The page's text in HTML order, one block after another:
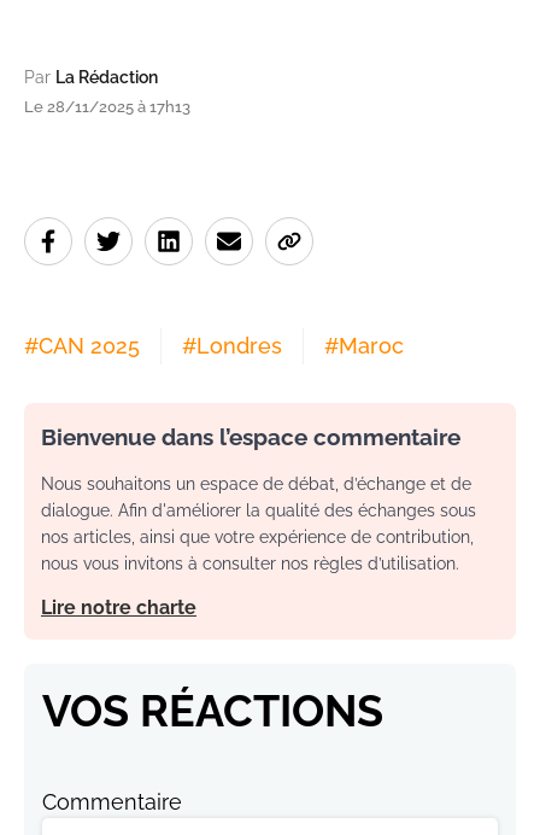
Par La Rédaction
Le 28/11/2025 à 17h13
#CAN 2025 #Londres #Maroc
Bienvenue dans l’espace commentaire
Nous souhaitons un espace de débat, d’échange et de
dialogue. Afin d'améliorer la qualité des échanges sous
nos articles, ainsi que votre expérience de contribution,
nous vous invitons à consulter nos règles d’utilisation.
Lire notre charte
VOS RÉACTIONS
Commentaire